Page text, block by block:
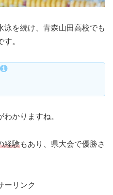
泳を続け、青森山田高校でも
。
かりますね。
経験もあり、県大会で優勝さ
ーリンク